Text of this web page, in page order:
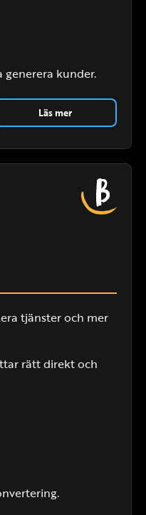
kunder.
Läs mer
tjänster och mer
rätt direkt och